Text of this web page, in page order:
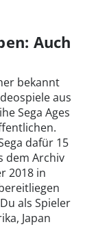
Auch
bekannt
aus
Sega Ages
dafür 15
dem Archiv
2018 in
als Spieler
Japan